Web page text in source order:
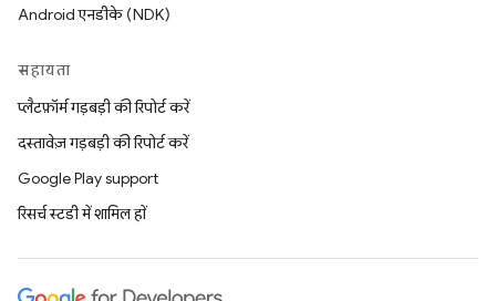
Android एनडीके (NDK)
सहायता
प्लैटफ़ॉर्म गड़बड़ी की रिपोर्ट करें
दस्तावेज़ गड़बड़ी की रिपोर्ट करें
Google Play support
रिसर्च स्टडी में शामिल हों